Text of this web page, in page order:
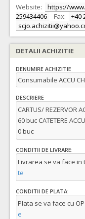
Website:
https://
259434406
Fax: +40
DETALII ACHIZITIE
DENUMIRE ACHIZITIE
Consumabile ACCU
DESCRIERE
CARTUS/ REZERVOR
60 buc CATETERE
0 buc
CONDITII DE LIVRARE:
Livrarea se va face in
te
CONDITII DE PLATA:
Plata se va face cu
e